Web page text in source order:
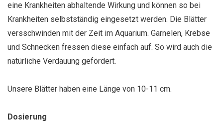
eine Krankheiten abhaltende Wirkung und können so bei
Krankheiten selbstständig eingesetzt werden. Die Blätter
versschwinden mit der Zeit im Aquarium. Garnelen, Krebse
und Schnecken fressen diese einfach auf. So wird auch die
natürliche Verdauung gefördert.
Unsere Blätter haben eine Länge von 10-11 cm.
Dosierung